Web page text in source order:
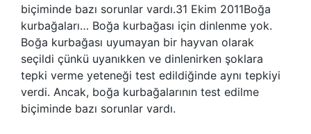
biçiminde bazı sorunlar vardı.31 Ekim 2011Boğa
kurbağaları… Boğa kurbağası için dinlenme yok.
Boğa kurbağası uyumayan bir hayvan olarak
seçildi çünkü uyanıkken ve dinlenirken şoklara
tepki verme yeteneği test edildiğinde aynı tepkiyi
verdi. Ancak, boğa kurbağalarının test edilme
biçiminde bazı sorunlar vardı.